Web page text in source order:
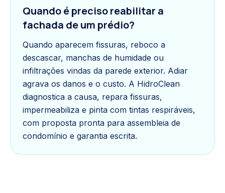
Quando é preciso reabilitar a
fachada de um prédio?
Quando aparecem fissuras, reboco a
descascar, manchas de humidade ou
infiltrações vindas da parede exterior. Adiar
agrava os danos e o custo. A HidroClean
diagnostica a causa, repara fissuras,
impermeabiliza e pinta com tintas respiráveis,
com proposta pronta para assembleia de
condomínio e garantia escrita.